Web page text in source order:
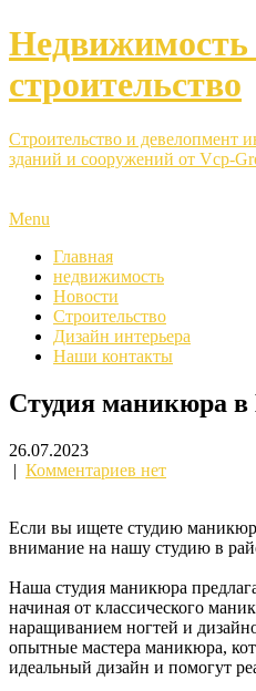
Недвижимость
строительство
Строительство и девелопмент
зданий и сооружений от Vcp-
Menu
Главная
недвижимость
Новости
Строительство
Дизайн интерьера
Наши контакты
Студия маникюра в
26.07.2023
| Комментариев нет
Если вы ищете студию
внимание на нашу студию в
Наша студия маникюра
начиная от классического
наращиванием ногтей и
опытные мастера маникюра,
идеальный дизайн и помогут